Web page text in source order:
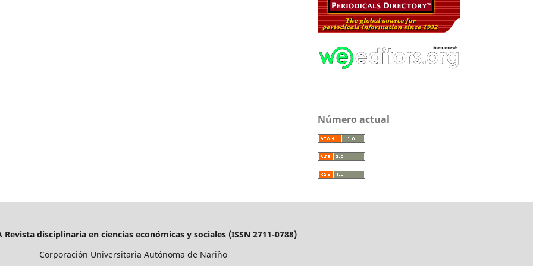
Número actual
Revista disciplinaria en ciencias económicas y sociales (ISSN 2711-0788)
Corporación Universitaria Autónoma de Nariño